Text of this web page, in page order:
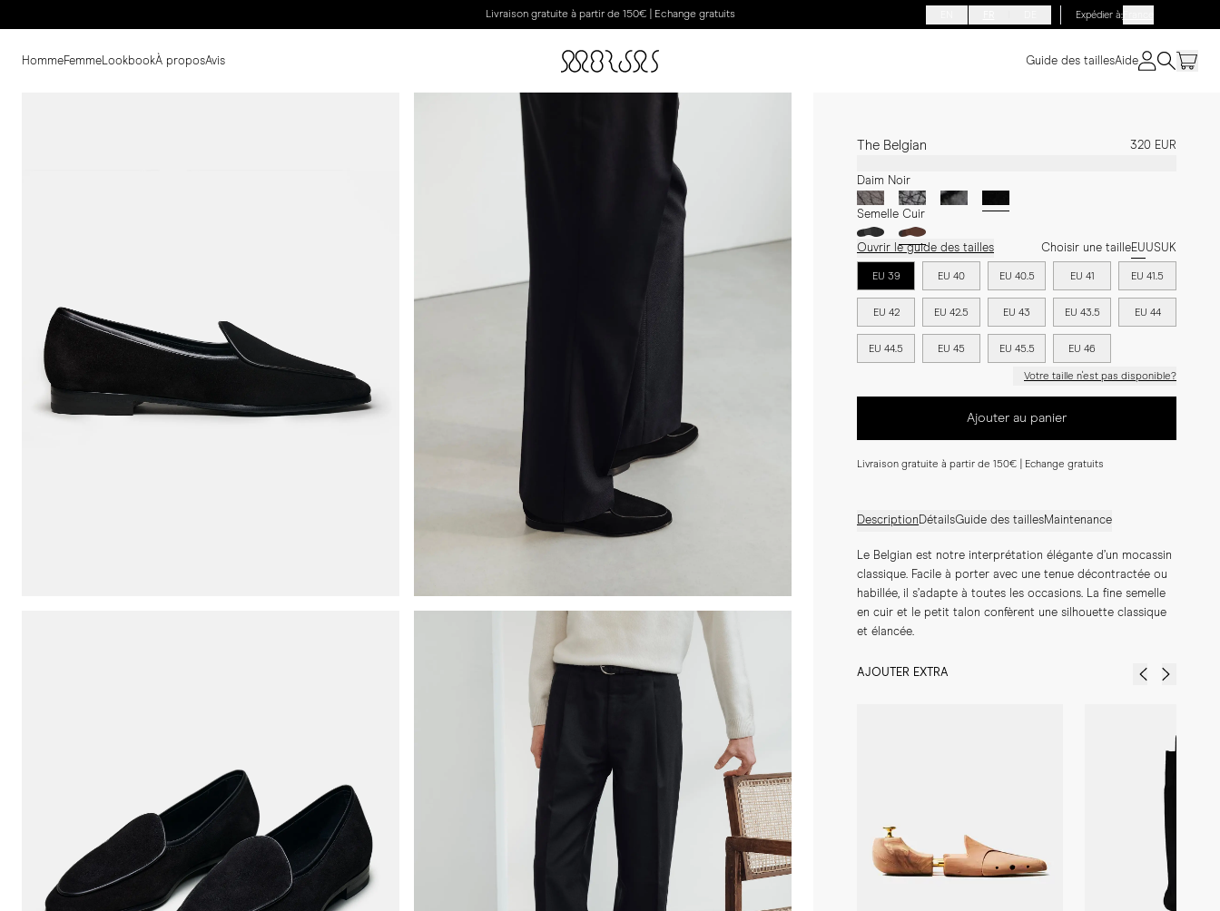
Livraison gratuite à partir de 150€ | Echange gratuits Expédier à:France
HommeFemme LookbookÀ proposAvis Guide des taillesAide
The Belgian 320 EUR
Daim Noir
Semelle Cuir
Ouvrir le guide des tailles Choisir une tailleEUUSUK
EU 39 EU 40 EU 40.5 EU 41 EU 41.5
EU 42 EU 42.5 EU 43 EU 43.5 EU 44
EU 44.5 EU 45 EU 45.5 EU 46
Votre taille n'est pas disponible?
Ajouter au panier
Livraison gratuite à partir de 150€ | Echange gratuits
DescriptionDétailsGuide des taillesMaintenance
Le Belgian est notre interprétation élégante d’un mocassin
classique. Facile à porter avec une tenue décontractée ou
habillée, il s’adapte à toutes les occasions. La fine semelle
en cuir et le petit talon confèrent une silhouette classique
et élancée.
AJOUTER EXTRA